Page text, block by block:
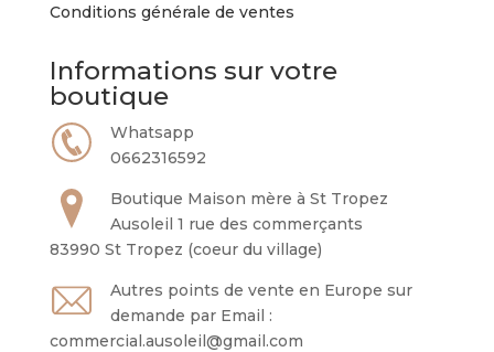
Conditions générale de ventes
Informations sur votre
boutique
Whatsapp
0662316592
Boutique Maison mère à St Tropez
Ausoleil 1 rue des commerçants
83990 St Tropez (coeur du village)
Autres points de vente en Europe sur
demande par Email :
commercial.ausoleil@gmail.com